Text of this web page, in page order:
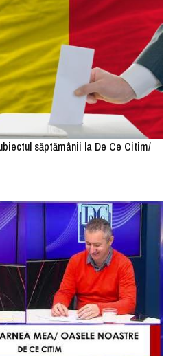
săptămânii la De Ce Citim/